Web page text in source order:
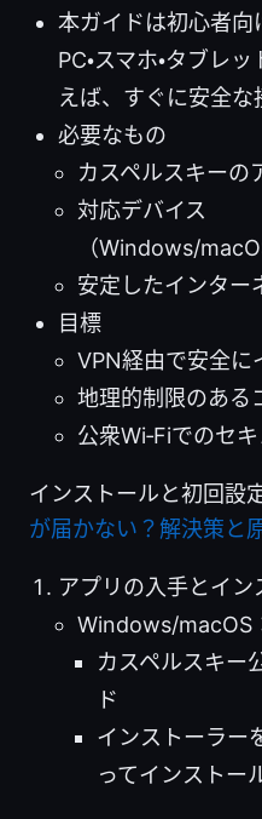
本ガイドは初心者向
PC・スマホ・タブレ
えば、すぐに安全な
必要なもの
カスペルスキーの
対応デバイス
（Windows/
安定したインター
目標
VPN経由で安全に
地理的制限のある
公衆Wi‑Fiでのセ
インストールと初回設
が届かない？解決策と
アプリの入手とイン
Windows/macOS
カスペルスキー
ド
インストーラー
ってインストー